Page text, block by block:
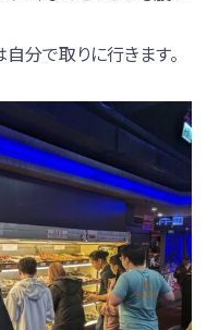
分で取りに行きます。